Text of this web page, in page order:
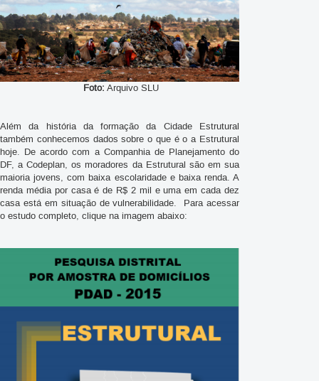
Foto: Arquivo SLU
Além da história da formação da Cidade Estrutural
também conhecemos dados sobre o que é o a Estrutural
hoje. De acordo com a Companhia de Planejamento do
DF, a Codeplan, os moradores da Estrutural são em sua
maioria jovens, com baixa escolaridade e baixa renda. A
renda média por casa é de R$ 2 mil e uma em cada dez
casa está em situação de vulnerabilidade. Para acessar
o estudo completo, clique na imagem abaixo: